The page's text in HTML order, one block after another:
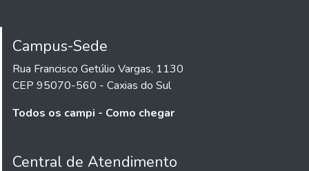
Campus-Sede
Rua Francisco Getúlio Vargas, 1130
CEP 95070-560 - Caxias do Sul
Todos os campi - Como chegar
Central de Atendimento